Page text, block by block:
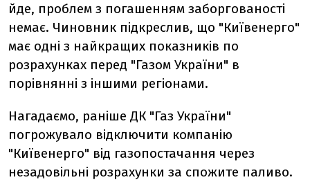
йде, проблем з погашенням заборгованості
немає. Чиновник підкреслив, що "Київенерго"
має одні з найкращих показників по
розрахунках перед "Газом України" в
порівнянні з іншими регіонами.
Нагадаємо, раніше ДК "Газ України"
погрожувало відключити компанію
"Київенерго" від газопостачання через
незадовільні розрахунки за спожите паливо.